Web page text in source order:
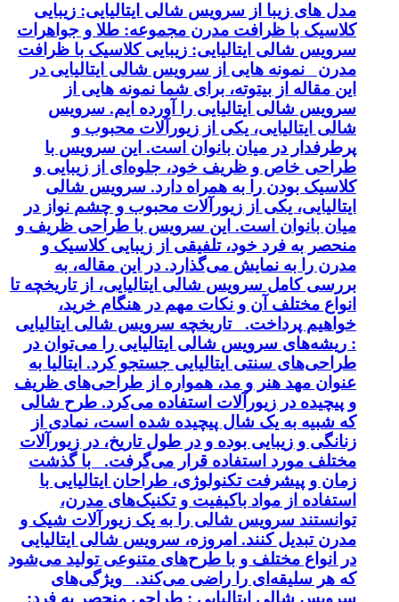
مدل های زیبا از سرویس شالی ایتالیایی: زیبایی
کلاسیک با ظرافت مدرن مجموعه: طلا و جواهرات
سرویس شالی ایتالیایی: زیبایی کلاسیک با ظرافت
مدرن نمونه هایی از سرویس شالی ایتالیایی در
این مقاله از بیتوته، برای شما نمونه هایی از
سرویس شالی ایتالیایی را آورده ایم. سرویس
شالی ایتالیایی، یکی از زیورآلات محبوب و
پرطرفدار در میان بانوان است. این سرویس با
طراحی خاص و ظریف خود، جلوه‌ای از زیبایی و
کلاسیک بودن را به همراه دارد. سرویس شالی
ایتالیایی، یکی از زیورآلات محبوب و چشم نواز در
میان بانوان است. این سرویس با طراحی ظریف و
منحصر به فرد خود، تلفیقی از زیبایی کلاسیک و
مدرن را به نمایش می‌گذارد. در این مقاله، به
بررسی کامل سرویس شالی ایتالیایی، از تاریخچه تا
انواع مختلف آن و نکات مهم در هنگام خرید،
خواهیم پرداخت. تاریخچه سرویس شالی ایتالیایی
: ریشه‌های سرویس شالی ایتالیایی را می‌توان در
طراحی‌های سنتی ایتالیایی جستجو کرد. ایتالیا به
عنوان مهد هنر و مد، همواره از طراحی‌های ظریف
و پیچیده در زیورآلات استفاده می‌کرد. طرح شالی
که شبیه به یک شال پیچیده شده است، نمادی از
زنانگی و زیبایی بوده و در طول تاریخ، در زیورآلات
مختلف مورد استفاده قرار می‌گرفت. با گذشت
زمان و پیشرفت تکنولوژی، طراحان ایتالیایی با
استفاده از مواد باکیفیت و تکنیک‌های مدرن،
توانستند سرویس شالی را به یک زیورآلات شیک و
مدرن تبدیل کنند. امروزه، سرویس شالی ایتالیایی
در انواع مختلف و با طرح‌های متنوعی تولید می‌شود
که هر سلیقه‌ای را راضی می‌کند. ویژگی‌های
سرویس شالی ایتالیایی : طراحی منحصر به فرد: